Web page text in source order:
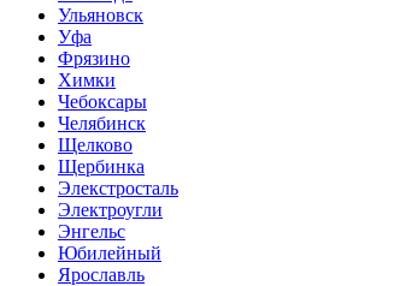
Ульяновск
Уфа
Фрязино
Химки
Чебоксары
Челябинск
Щелково
Щербинка
Элекстросталь
Электроугли
Энгельс
Юбилейный
Ярославль